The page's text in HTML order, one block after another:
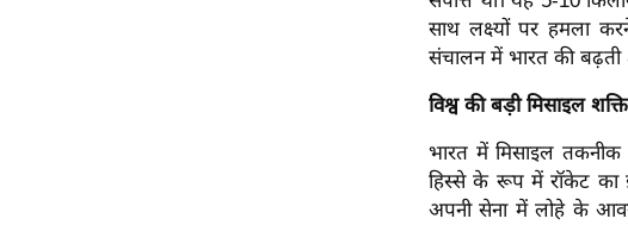
साथ लक्ष्यों पर हमला
संचालन में भारत की बढ़ती
विश्व की बड़ी मिसाइल
भारत में मिसाइल
हिस्से के रूप में रॉकेट का
अपनी सेना में लोहे के